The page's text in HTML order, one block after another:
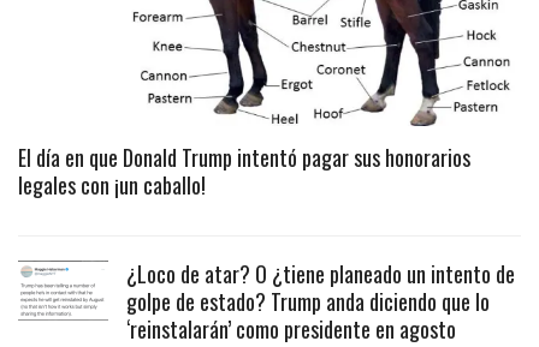
El día en que Donald Trump intentó pagar sus honorarios
legales con ¡un caballo!
¿Loco de atar? O ¿tiene planeado un intento de
golpe de estado? Trump anda diciendo que lo
‘reinstalarán’ como presidente en agosto